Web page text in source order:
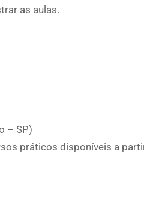
as aulas.
– SP)
práticos disponíveis a